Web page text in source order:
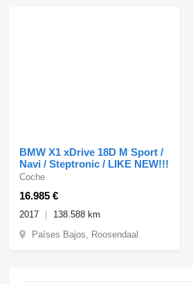
BMW X1 xDrive 18D M Sport /
Navi / Steptronic / LIKE NEW!!!
16.985 €
Coche
2017
138.588 km
Países Bajos, Roosendaal